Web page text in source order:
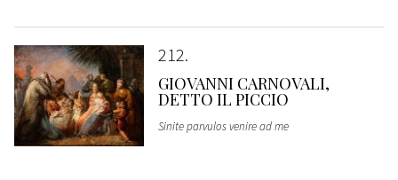
212
GIOVANNI CARNOVALI,
DETTO IL PICCIO
Sinite parvulos venire ad me